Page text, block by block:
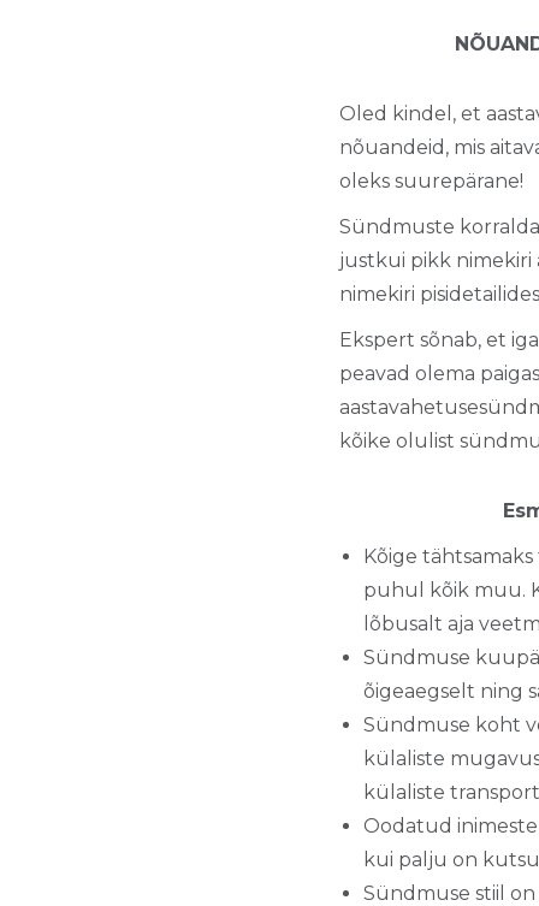
Oled kindel, et
nõuandeid, mis
oleks suurepärane!
Sündmuste
justkui pikk nimekiri
nimekiri
Ekspert sõnab, et
peavad olema
kõike olulist
Kõige
puhul kõik muu.
lõbusalt aja
Sündmuse
õigeaegselt ning
Sündmuse koht
külaliste
külaliste
Oodatud
kui palju on
Sündmuse stiil